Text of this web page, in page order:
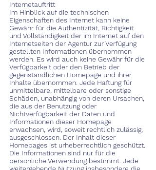
Internetauftritt
Im Hinblick auf die technischen
Eigenschaften des Internet kann keine
Gewähr für die Authentizität, Richtigkeit
und Vollständigkeit der im Internet auf den
Internetseiten der Agentur zur Verfügung
gestellten Informationen übernommen
werden. Es wird auch keine Gewähr für die
Verfügbarkeit oder den Betrieb der
gegenständlichen Homepage und ihrer
Inhalte übernommen. Jede Haftung für
unmittelbare, mittelbare oder sonstige
Schäden, unabhängig von deren Ursachen,
die aus der Benutzung oder
Nichtverfügbarkeit der Daten und
Informationen dieser Homepage
erwachsen, wird, soweit rechtlich zulässig,
ausgeschlossen. Der Inhalt dieser
Homepages ist urheberrechtlich geschützt.
Die Informationen sind nur für die
persönliche Verwendung bestimmt. Jede